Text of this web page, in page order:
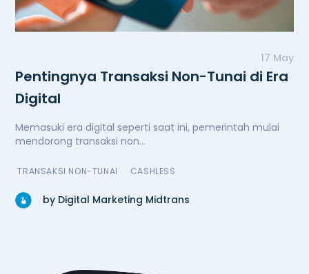
17 May
Pentingnya Transaksi Non-Tunai di Era
Digital
Memasuki era digital seperti saat ini, pemerintah mulai
mendorong transaksi non...
TRANSAKSI NON-TUNAI CASHLESS
by Digital Marketing Midtrans